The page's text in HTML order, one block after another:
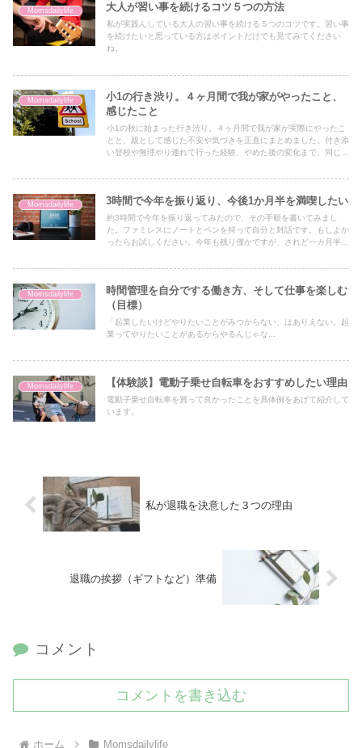
Momsdailylife 大人が習い事を続けるコツ５つの方法
私が実践んしている大人の習い事を続ける５つのコツです。習い事
を続けたいと思っている方はポイントだけでも見てみてください
ね。
Momsdailylife
小1の行き渋り。４ヶ月間で我が家がやったこと、
感じたこと
小1の秋に始まった行き渋り。４ヶ月間で我が家が実際にやったこ
とと、親として感じた不安や気づきを正直にまとめました。付き添
い登校や無理やり連れて行った経験、やめた後の変化まで、同じ悩
Momsdailylife 3時間で今年を振り返り、今後1か月半を満喫したい
約3時間で今年を振り返ってみたので、その手順を書いてみまし
た。ファミレスにノートとペンを持って自分と対話です。もしよか
ったらお試しください。今年も残り僅かですが、されど一カ月半あ
Momsdailylife
時間管理を自分でする働き方、そして仕事を楽しむ
（目標）
「起業したいけどやりたいことがみつからない、はありえない。起
業ってやりたいことがあるからやるんじゃな...
Momsdailylife 【体験談】電動子乗せ自転車をおすすめしたい理由
電動子乗せ自転車を買って良かったことを具体例をあげて紹介して
います。
私が退職を決意した３つの理由
退職の挨拶（ギフトなど）準備
コメント
コメントを書き込む
ホーム Momsdailylife